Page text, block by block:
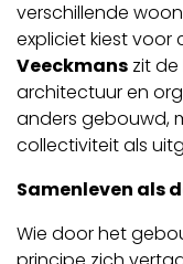
verschillende
expliciet kiest
Veeckmans zit
architectuur en
anders gebouwd,
collectiviteit als
Samenleven als
Wie door het